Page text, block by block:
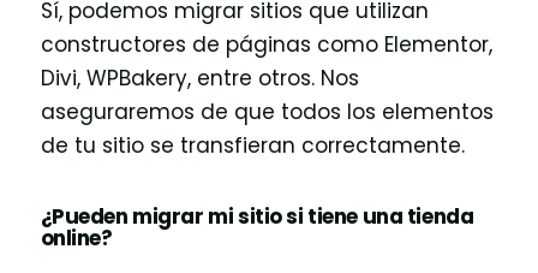
Sí, podemos migrar sitios que utilizan
constructores de páginas como Elementor,
Divi, WPBakery, entre otros. Nos
aseguraremos de que todos los elementos
de tu sitio se transfieran correctamente.
¿Pueden migrar mi sitio si tiene una tienda
online?